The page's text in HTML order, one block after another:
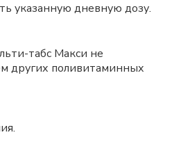
указанную дневную дозу.
табс Макси не
других поливитаминных